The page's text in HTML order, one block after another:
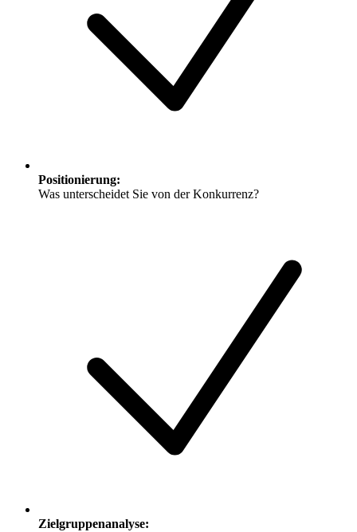
Positionierung:
Was unterscheidet Sie von der Konkurrenz?
Zielgruppenanalyse: